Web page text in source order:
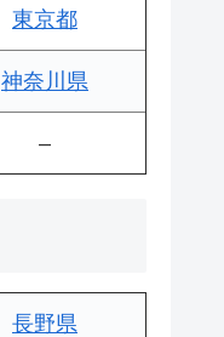
東京都
神奈川県
–
長野県